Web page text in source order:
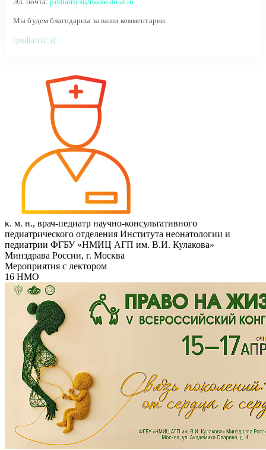
Мы будем благодарны за ваши комментарии.
[pediatric`s]
к. м. н., врач-педиатр научно-консультативного
педиатрического отделения Института неонатологии и
педиатрии ФГБУ «НМИЦ АГП им. В.И. Кулакова»
Минздрава России, г. Москва
Мероприятия с лектором
16 НМО